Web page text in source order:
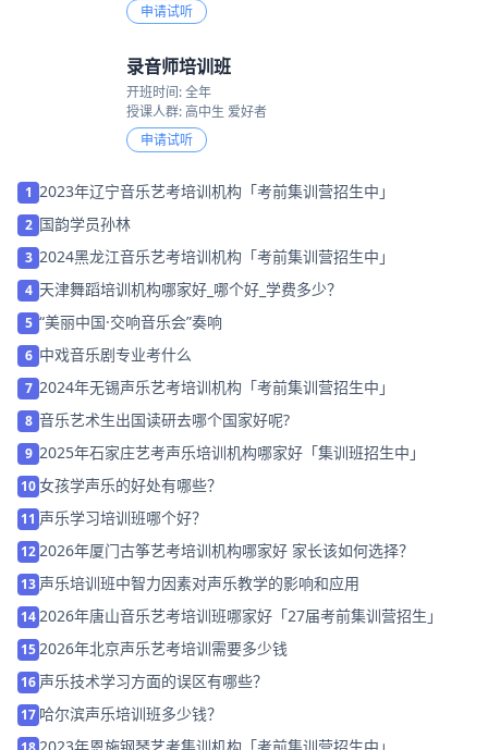
申请试听
录音师培训班
开班时间: 全年
授课人群: 高中生 爱好者
申请试听
1 2023年辽宁音乐艺考培训机构「考前集训营招生中」
2 国韵学员孙林
3 2024黑龙江音乐艺考培训机构「考前集训营招生中」
4 天津舞蹈培训机构哪家好_哪个好_学费多少？
5 “美丽中国·交响音乐会”奏响
6 中戏音乐剧专业考什么
7 2024年无锡声乐艺考培训机构「考前集训营招生中」
8 音乐艺术生出国读研去哪个国家好呢?
9 2025年石家庄艺考声乐培训机构哪家好「集训班招生中」
10女孩学声乐的好处有哪些？
11 声乐学习培训班哪个好？
12 2026年厦门古筝艺考培训机构哪家好 家长该如何选择？
13 声乐培训班中智力因素对声乐教学的影响和应用
14 2026年唐山音乐艺考培训班哪家好「27届考前集训营招生」
15 2026年北京声乐艺考培训需要多少钱
16 声乐技术学习方面的误区有哪些？
17 哈尔滨声乐培训班多少钱？
2023年 恩施钢琴艺考集训机构「考前集训营招生中」